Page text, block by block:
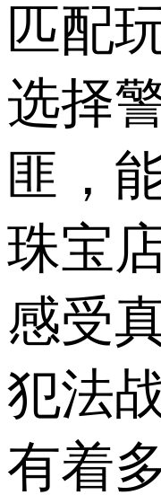
匹配
选择
匪，
珠宝
感受
犯法
有着